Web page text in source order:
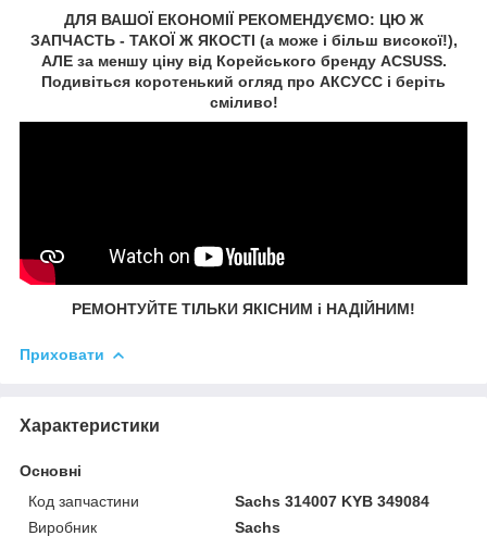
ДЛЯ ВАШОЇ ЕКОНОМІЇ РЕКОМЕНДУЄМО: ЦЮ Ж
ЗАПЧАСТЬ - ТАКОЇ Ж ЯКОСТІ (а може і більш високої!),
АЛЕ за меншу ціну від Корейського бренду ACSUSS.
Подивіться коротенький огляд про АКСУСС і беріть
сміливо!
РЕМОНТУЙТЕ ТІЛЬКИ ЯКІСНИМ і НАДІЙНИМ!
Приховати
Характеристики
Основні
Код запчастини
Sachs 314007 KYB 349084
Виробник
Sachs